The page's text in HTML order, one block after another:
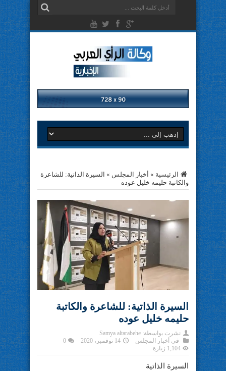
الرئيسية » أخبار المجلس » السيرة الذاتية: للشاعرة
والكاتبة حليمه خليل عوده
السيرة الذاتية: للشاعرة والكاتبة
حليمه خليل عوده
نشرت بواسطة: Samya altarabehe
في أخبار المجلس 14 نوفمبر، 2020
0
1,104 زيارة
السيرة الذاتية